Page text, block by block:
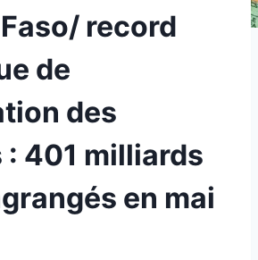
record
de
des
401 milliards
en mai